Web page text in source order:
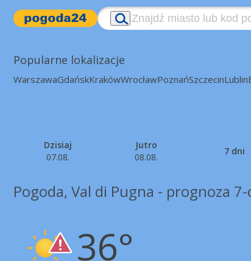
Popularne lokalizacje
WarszawaGdańskKrakówWrocławPoznańSzczecinLublin
Dzisiaj
07.08.
Jutro
08.08.
7 dni
Pogoda, Val di Pugna - prognoza
36°